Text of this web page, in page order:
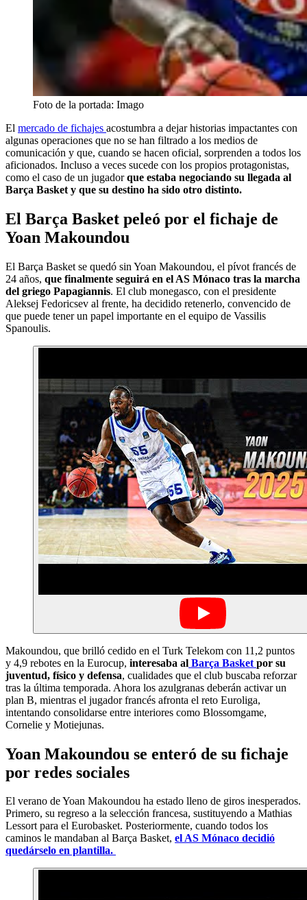
Foto de la portada: Imago
El mercado de fichajes acostumbra a dejar historias impactantes con
algunas operaciones que no se han filtrado a los medios de
comunicación y que, cuando se hacen oficial, sorprenden a todos los
aficionados. Incluso a veces sucede con los propios protagonistas,
como el caso de un jugadorque estaba negociando su llegada al
Barça Basket y que su destino ha sido otro distinto.
El Barça Basket peleó por el fichaje de
Yoan Makoundou
El Barça Basket se quedó sin Yoan Makoundou, el pívot francés de
24 años, que finalmente seguirá en el AS Mónaco tras la marcha
del griego Papagiannis. El club monegasco, con el presidente
Aleksej Fedoricsev al frente, ha decidido retenerlo, convencido de
que puede tener un papel importante en el equipo de Vassilis
Spanoulis.
Makoundou, que brilló cedido en el Turk Telekom con 11,2 puntos
y 4,9 rebotes en la Eurocup, interesaba al Barça Basket por su
juventud, físico y defensa, cualidades que el club buscaba reforzar
tras la última temporada. Ahora los azulgranas deberán activar un
plan B, mientras el jugador francés afronta el reto Euroliga,
intentando consolidarse entre interiores como Blossomgame,
Cornelie y Motiejunas.
Yoan Makoundou se enteró de su fichaje
por redes sociales
El verano de Yoan Makoundou ha estado lleno de giros inesperados.
Primero, su regreso a la selección francesa, sustituyendo a Mathias
Lessort para el Eurobasket. Posteriormente, cuando todos los
caminos le mandaban al Barça Basket, el AS Mónaco decidió
quedárselo en plantilla.